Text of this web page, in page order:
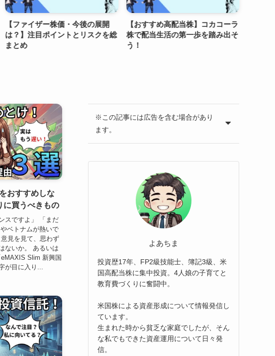
【ファイザー株価・今後の展開
は？】注目ポイントとリスクを総
まとめ
【おすすめ高配当株】コカコーラ
株で配当生活の第一歩を踏み出そ
う！
おすすめしな
に買うべきもの
スですよ」 「まだ
ベトナムが熱いで
見を見て、思わず
ないか。 あるいは
Slim 新興国
が目に入り...
※この記事には広告を含む場合があり
ます。
よあちま
投資歴17年、FP2級技能士、簿記3級、米
国高配当株に集中投資。4人娘の子育てと
教育費づくりに奮闘中。
米国株による資産形成について情報発信し
ています。
生まれた時から貧乏な家庭でしたが、そん
な私でもできた資産運用について日々発
信。